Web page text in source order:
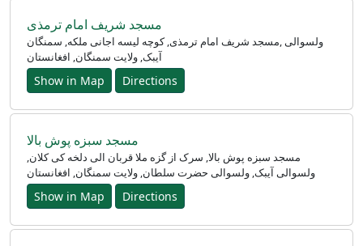
مسجد شریف امام ترمذی
مسجد شریف امام ترمذی, کوچه لیسه اجانی ملکه, سمنگان‎, ولسوالی
آیبک, ولایت سمنگان, افغانستان
Show in Map Directions
مسجد سبزه پوش بالا
مسجد سبزه پوش بالا, سرک از گزه ملا قربان الی دلخه کی کلان,
ولسوالی آیبک, ولسوالی حضرت سلطان, ولایت سمنگان, افغانستان
Show in Map Directions